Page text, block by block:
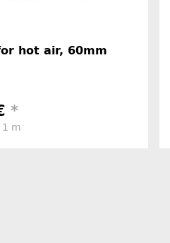
hot air, 60mm
*
m